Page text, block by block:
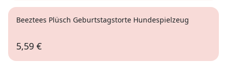
Beeztees Plüsch Geburtstagstorte Hundespielzeug
5,59 €